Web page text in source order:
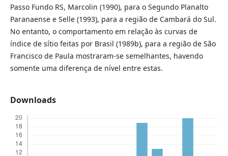
Passo Fundo RS, Marcolin (1990), para o Segundo Planalto
Paranaense e Selle (1993), para a região de Cambará do Sul.
No entanto, o comportamento em relação às curvas de
índice de sítio feitas por Brasil (1989b), para a região de São
Francisco de Paula mostraram-se semelhantes, havendo
somente uma diferença de nível entre estas.
Downloads